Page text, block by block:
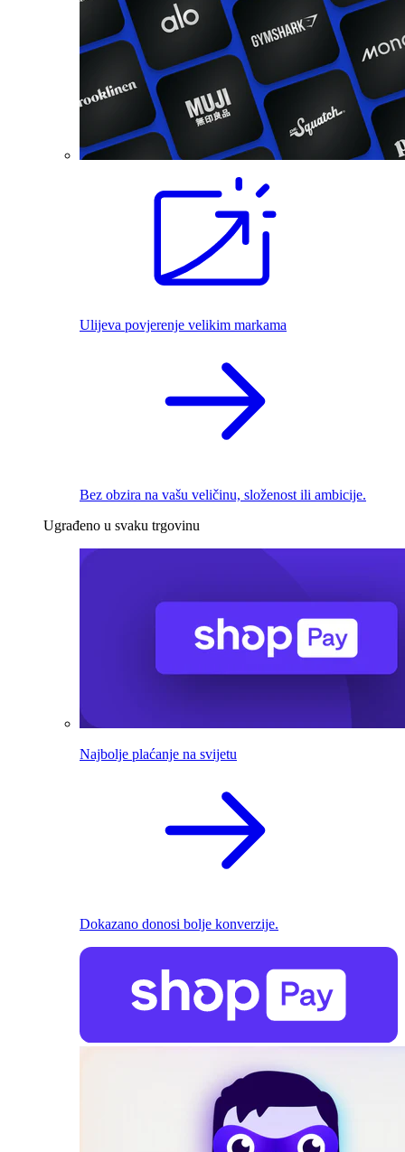
Ulijeva povjerenje velikim markama
Bez obzira na vašu veličinu, složenost ili ambicije.
Ugrađeno u svaku trgovinu
Najbolje plaćanje na svijetu
Dokazano donosi bolje konverzije.